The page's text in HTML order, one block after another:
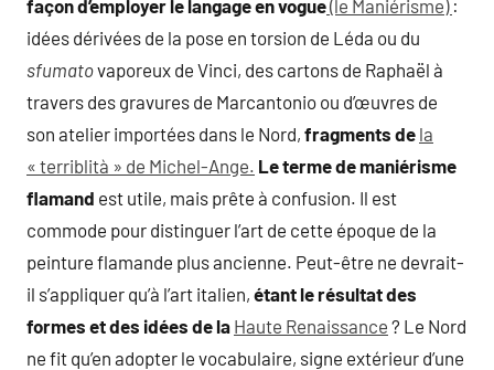
façon d’employer le langage en vogue(le Maniérisme) :
idées dérivées de la pose en torsion de Léda ou du
sfumatovaporeux de Vinci, des cartons de Raphaël à
travers des gravures de Marcantonio ou d’œuvres de
son atelier importées dans le Nord, fragments de la
« terriblità » de Michel-Ange. Le terme de maniérisme
flamand est utile, mais prête à confusion. Il est
commode pour distinguer l’art de cette époque de la
peinture flamande plus ancienne. Peut-être ne devrait-
il s’appliquer qu’à l’art italien, étant le résultat des
formes et des idées de la Haute Renaissance ? Le Nord
ne fit qu’en adopter le vocabulaire, signe extérieur d’une